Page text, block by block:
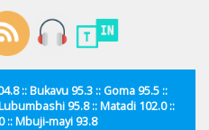
:: Bukavu 95.3 :: Goma 95.5 ::
95.8 :: Matadi 102.0 ::
:: Mbuji-mayi 93.8